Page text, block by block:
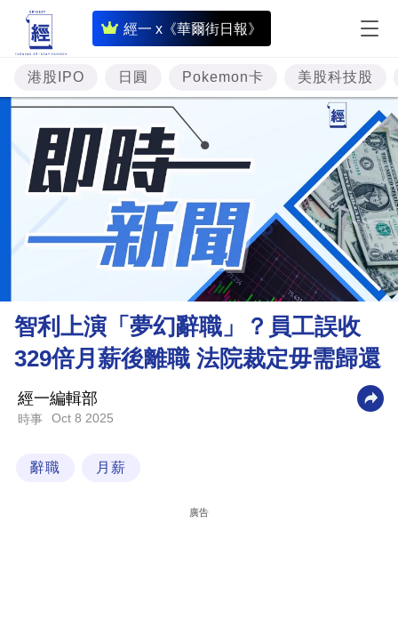
經一 x《華爾街日報》
即
時
財
經
專
題
投
資
樓
市
財
商
科
港股IPO 日圓 Pokemon卡 美股科技股
智利上演「夢幻辭職」？員工誤收
329倍月薪後離職 法院裁定毋需歸還
經一編輯部
時事 Oct 8 2025
辭職 月薪
廣告